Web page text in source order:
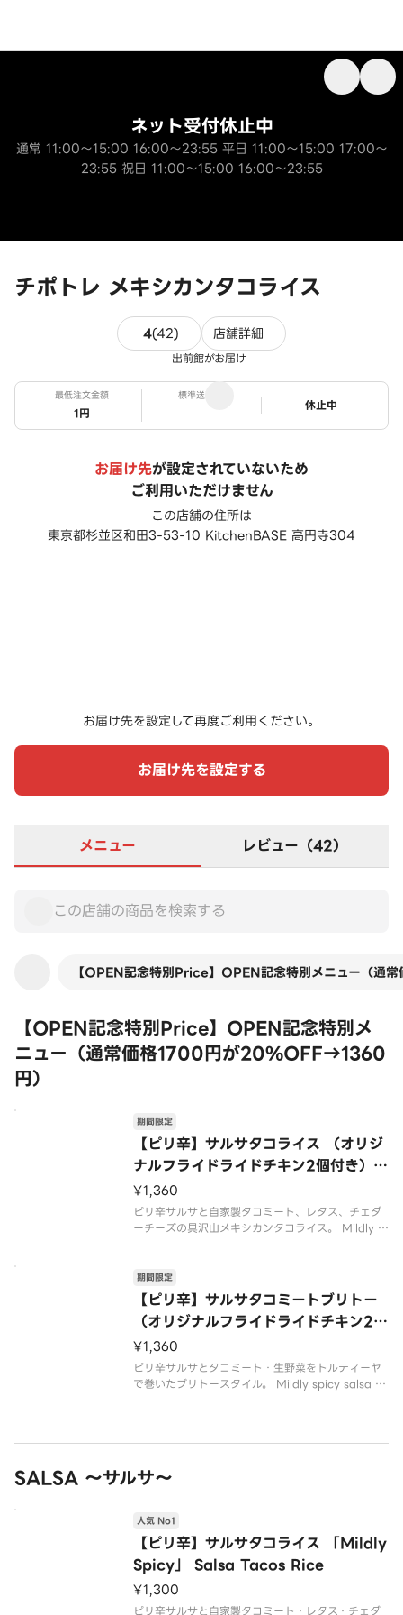
チポトレ メキシカンタコライス
ネット受付休止中
通常 11:00～15:00 16:00～23:55 平日 11:00～15:00 17:00～
23:55 祝日 11:00～15:00 16:00～23:55
4(42) 42件のレビュー
店舗詳細
出前館がお届け
最低注文金額
1円
標準送料
ステータス
休止中
お届け先が設定されていないため
ご利用いただけません
この店舗の住所は
東京都杉並区和田3-53-10 KitchenBASE 高円寺304
お届け先を設定して再度ご利用ください。
お届け先を設定する
メニュー レビュー（42）
【OPEN記念特別Price】OPEN記念特別メニュー（
【OPEN記念特別Price】OPEN記念特別メ
ニュー（通常価格1700円が20%OFF→1360
円）
【ピリ辛】サルサタコライス （オリジ
ナルフライドライドチキン2個付き）
「Mildly Spicy」 Salsa Tacos Ric
e（with Original Fried Chicken 2
ps）
期間限定
¥1,360
ピリ辛サルサと自家製タコミート、レタス、チェダ
ーチーズの具沢山メキシカンタコライス。 Mildly s
【ピリ辛】サルサタコミートブリトー
（オリジナルフライドライドチキン2個
付き）「Mildly Spicy」 Salsa Taco
s Meat Burrito（with Original Fri
ed Chicken 2ps）
期間限定
¥1,360
ピリ辛サルサとタコミート・生野菜をトルティーヤ
で巻いたブリトースタイル。 Mildly spicy salsa ta
SALSA ～サルサ～
【ピリ辛】サルサタコライス 「Mildly
Spicy」 Salsa Tacos Rice
人気 No1
¥1,300
ピリ辛サルサと自家製タコミート・レタス・チェダ